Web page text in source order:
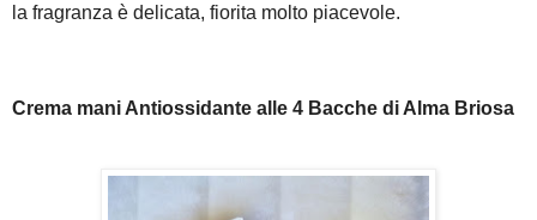
la fragranza è delicata, fiorita molto piacevole.
Crema mani Antiossidante alle 4 Bacche di Alma Briosa